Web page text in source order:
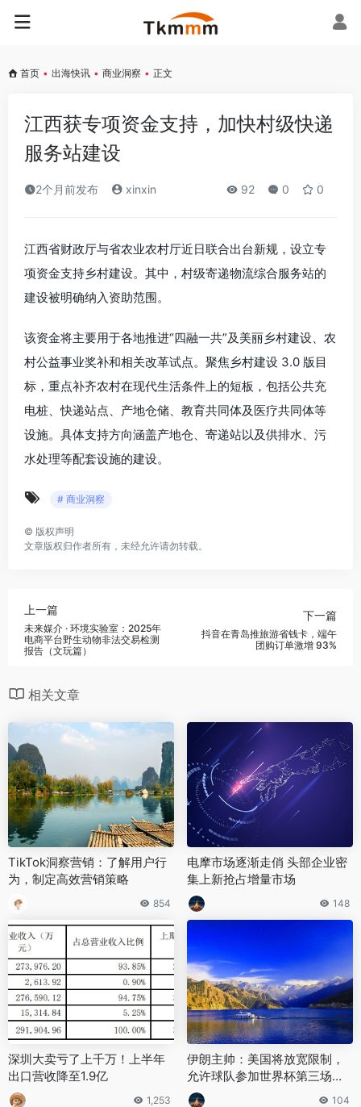
首页 • 出海快讯 • 商业洞察 • 正文
江西获专项资金支持，加快村级快递
服务站建设
2个月前发布 xinxin 92 0 0
江西省财政厅与省农业农村厅近日联合出台新规，设立专
项资金支持乡村建设。其中，村级寄递物流综合服务站的
建设被明确纳入资助范围。
该资金将主要用于各地推进“四融一共”及美丽乡村建设、农
村公益事业奖补和相关改革试点。聚焦乡村建设 3.0 版目
标，重点补齐农村在现代生活条件上的短板，包括公共充
电桩、快递站点、产地仓储、教育共同体及医疗共同体等
设施。具体支持方向涵盖产地仓、寄递站以及供排水、污
水处理等配套设施的建设。
# 商业洞察
© 版权声明
文章版权归作者所有，未经允许请勿转载。
上一篇
未来媒介 · 环境实验室：2025年
电商平台野生动物非法交易检测
报告（文玩篇）
下一篇
抖音在青岛推旅游省钱卡，端午
团购订单激增 93%
相关文章
TikTok洞察营销：了解用户行
为，制定高效营销策略
854
电摩市场逐渐走俏 头部企业密
集上新抢占增量市场
148
深圳大卖亏了上千万！上半年
出口营收降至1.9亿
1,253
伊朗主帅：美国将放宽限制，
允许球队参加世界杯第三场小
组赛
104